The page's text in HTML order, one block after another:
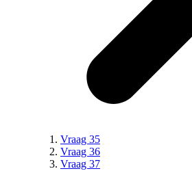
Vraag 35
Vraag 36
Vraag 37